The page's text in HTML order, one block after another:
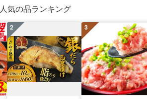
人気の品ランキング
2 3